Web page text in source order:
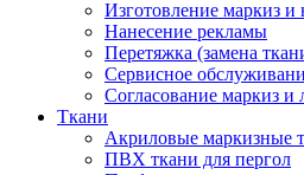
Изготовление маркиз и
Нанесение рекламы
Перетяжка (замена
Сервисное
Согласование маркиз и
Ткани
Акриловые маркизные
ПВХ ткани для пергол